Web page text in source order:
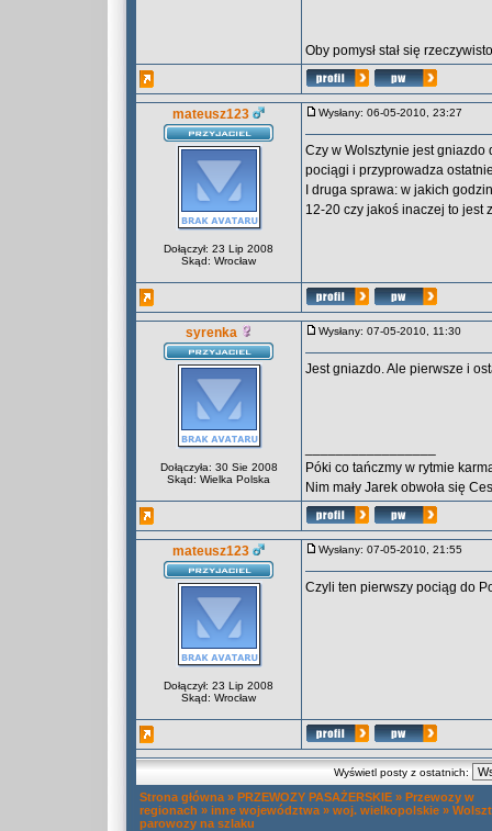
Oby pomysł stał się
mateusz123
Dołączył: 23 Lip 2008
Skąd: Wrocław
Wysłany: 06-05-2010, 23:27
Czy w Wolsztynie jest
pociągi i przyprowadza
I druga sprawa: w jakich
12-20 czy jakoś inaczej to jest
syrenka
Dołączyła: 30 Sie 2008
Skąd: Wielka Polska
Wysłany: 07-05-2010, 11:30
Jest gniazdo. Ale pierwsze i
Póki co tańczmy w rytmie
Nim mały Jarek obwoła się
mateusz123
Dołączył: 23 Lip 2008
Skąd: Wrocław
Wysłany: 07-05-2010, 21:55
Czyli ten pierwszy pociąg do
Wyświetl posty z ostatnich:
Strona główna » PRZEWOZY PASAŻERSKIE » Przewozy w
regionach » inne województwa » woj. wielkopolskie »
parowozy na szlaku